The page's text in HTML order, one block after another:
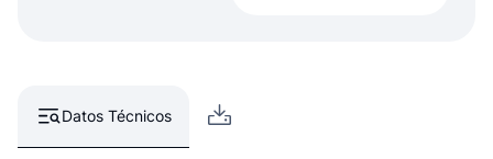
Datos Técnicos